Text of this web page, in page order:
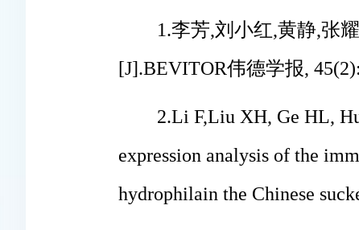
1.李芳,刘小红,黄静,张
[J].BEVITOR伟德学报,
2.Li F,Liu XH, Ge HL,
expression analysis of the
hydrophilain the Chinese